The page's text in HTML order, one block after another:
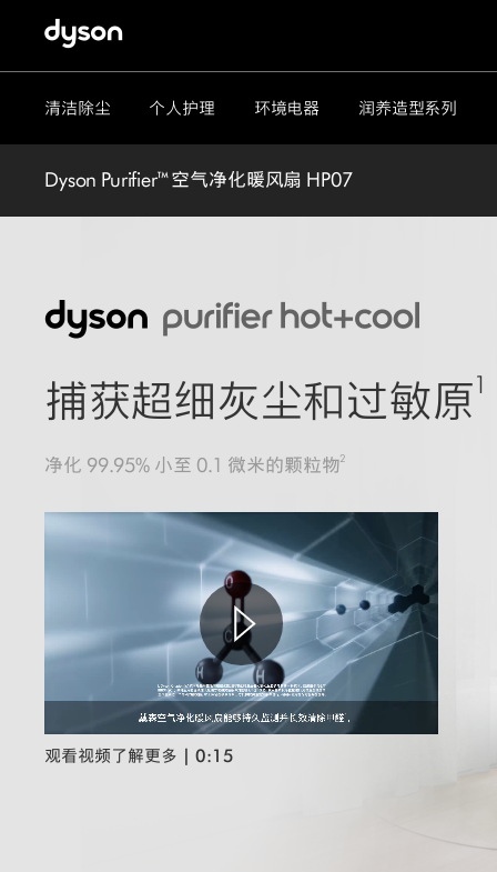
清洁除尘 个人护理 环境电器 润养造型系列
Dyson Purifier™ 空气净化暖风扇 HP07
捕获超细灰尘和过敏原1
净化 99.95% 小至 0.1 微米的颗粒物2
观看视频了解更多 | 0:15